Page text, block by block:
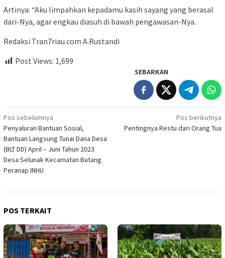
Artinya: “Aku limpahkan kepadamu kasih sayang yang berasal
dari-Nya, agar engkau diasuh di bawah pengawasan-Nya.
Redaksi Tran7riau.com A.Rustandi
Post Views: 1,699
SEBARKAN
Navigasi
pos
Pos sebelumnya
Penyaluran Bantuan Sosial,
Bantuan Langsung Tunai Dana Desa
(BLT DD) April – Juni Tahun 2023
Desa Selunak Kecamatan Batang
Peranap INHU
Pos berikutnya
Pentingnya Restu dari Orang Tua
POS TERKAIT